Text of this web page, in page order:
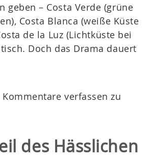
geben – Costa Verde (grüne
Costa Blanca (weiße Küste
de la Luz (Lichtküste bei
Doch das Drama dauert
Kommentare verfassen zu
des Hässlichen